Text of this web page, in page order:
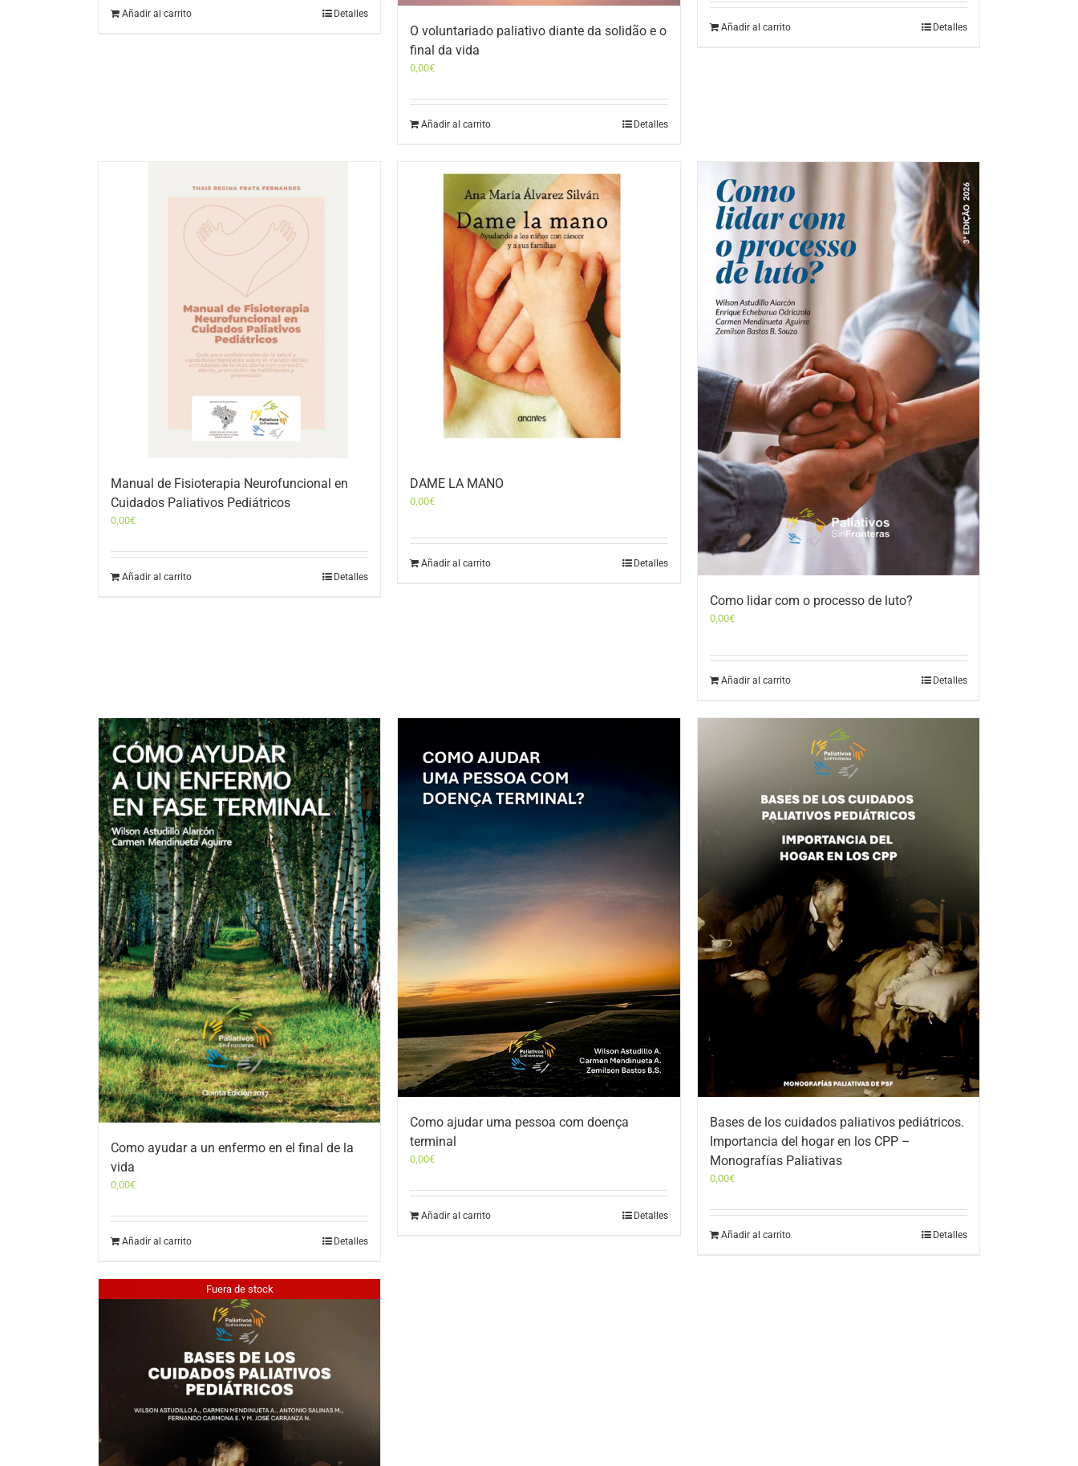
Añadir al carrito Detalles
O voluntariado paliativo diante da solidão e o
final da vida
0,00€
Añadir al carrito Detalles
Añadir al carrito Detalles
Manual de Fisioterapia Neurofuncional en
Cuidados Paliativos Pediátricos
0,00€
Añadir al carrito Detalles
DAME LA MANO
0,00€
Añadir al carrito Detalles
Como lidar com o processo de luto?
0,00€
Añadir al carrito Detalles
Como ayudar a un enfermo en el final de la
vida
0,00€
Añadir al carrito Detalles
Como ajudar uma pessoa com doença
terminal
0,00€
Añadir al carrito Detalles
Bases de los cuidados paliativos pediátricos.
Importancia del hogar en los CPP –
Monografías Paliativas
0,00€
Añadir al carrito Detalles
Fuera de stock